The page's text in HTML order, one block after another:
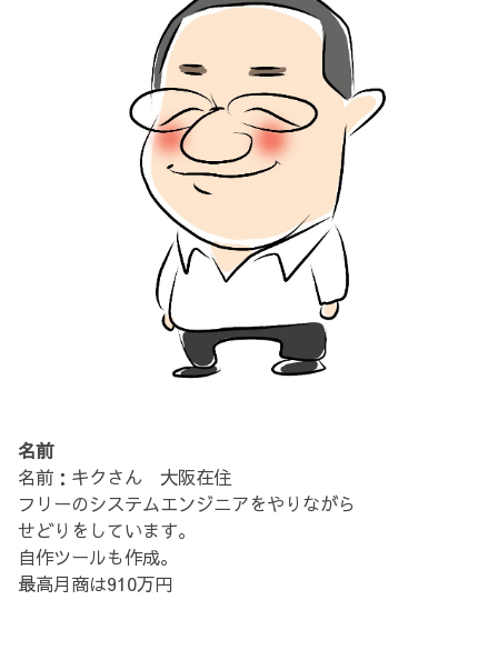
名前
名前：キクさん 大阪在住
フリーのシステムエンジニアをやりながら
せどりをしています。
自作ツールも作成。
最高月商は910万円